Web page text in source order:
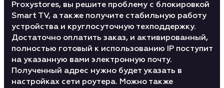
Proxystores, вы решите проблему с блокировкой
Smart TV, а также получите стабильную работу
устройства и круглосуточную техподдержку.
Достаточно оплатить заказ, и активированный,
полностью готовый к использованию IP поступит
на указанную вами электронную почту.
Полученный адрес нужно будет указать в
настройках сети роутера. Можно также